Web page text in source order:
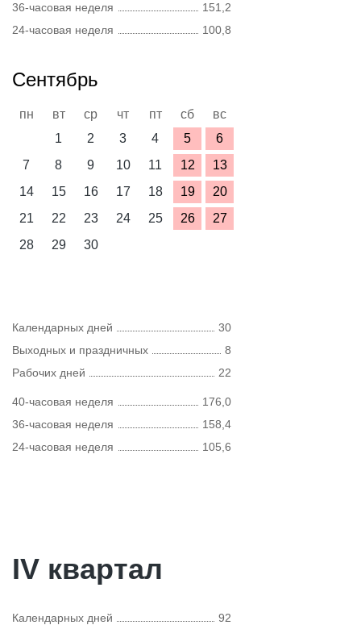
36-часовая неделя
151,2
24-часовая неделя
100,8
Сентябрь
пн вт ср чт пт сб
вс
1
2 3 4 5
6
7
8 9 10 11 12
13
14
15 16 17 18 19
20
21
22 23 24 25 26
27
28
29 30
Календарных дней
30
Выходных и праздничных
8
Рабочих дней
22
40-часовая неделя
176,0
36-часовая неделя
158,4
24-часовая неделя
105,6
IV квартал
Календарных дней
92